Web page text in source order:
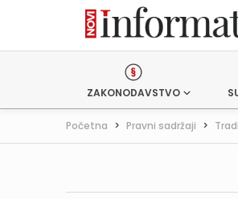
ZAKONODAVSTVO
Početna > Pravni sadržaji >